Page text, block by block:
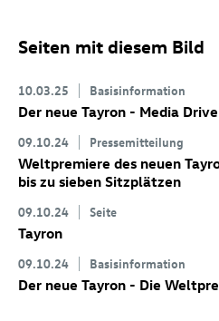
Seiten mit diesem Bild
10.03.25 Basisinformation
Der neue Tayron - Media Drive
09.10.24 Pressemitteilung
Weltpremiere des neuen
bis zu sieben Sitzplätzen
09.10.24 Seite
Tayron
09.10.24 Basisinformation
Der neue Tayron - Die